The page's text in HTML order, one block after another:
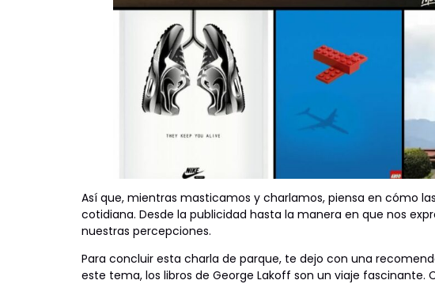
Así que, mientras masticamos y charlamos, piensa en cómo
cotidiana. Desde la publicidad hasta la manera en que nos
nuestras percepciones.
Para concluir esta charla de parque, te dejo con una
este tema, los libros de George Lakoff son un viaje